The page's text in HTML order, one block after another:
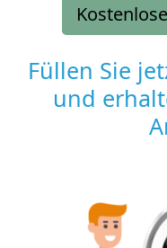
Füllen Sie
und